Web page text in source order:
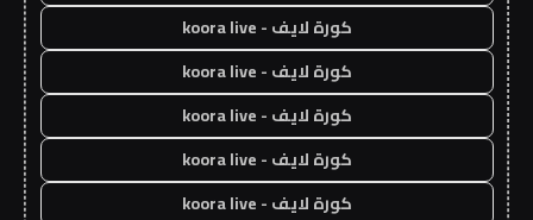
كورة لايف - koora live
كورة لايف - koora live
كورة لايف - koora live
كورة لايف - koora live
كورة لايف - koora live